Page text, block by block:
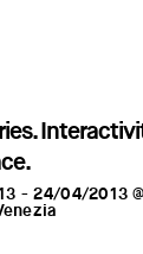
- 24/04/2013